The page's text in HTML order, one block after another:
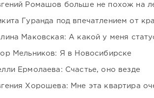
Ромашов больше не похож на
Гуранда под впечатлением от
Маковская: А какой у меня
Мельников: Я в Новосибирске
Ермолаева: Счастье, оно везде
Хорошева: Мне эта квартира